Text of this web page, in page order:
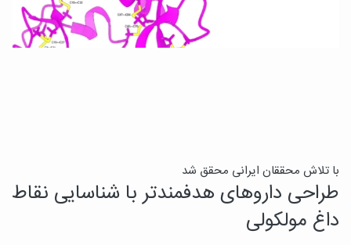
با تلاش محققان ایرانی محقق شد
طراحی داروهای هدفمندتر با شناسایی نقاط
داغ مولکولی